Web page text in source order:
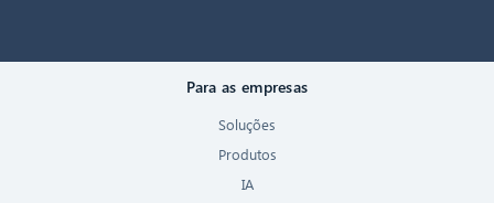
Para as empresas
Soluções
Produtos
IA